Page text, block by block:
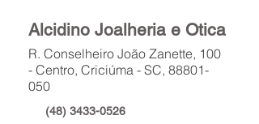
Alcidino Joalheria e Otica
R. Conselheiro João Zanette, 100
- Centro, Criciúma - SC, 88801-
050
(48) 3433-0526